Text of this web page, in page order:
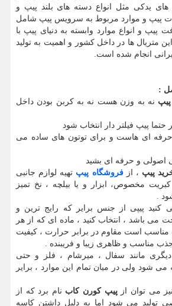
های یدکی مثل انواع دسته های بلند پیپ و
پیپ و موارد مربوط به سرویس پیپ شامل
پیپ و انواع موارد وابسته به دنیای پیپ با
متریال ها در داخل کشور و اهمیت به تولید
انجام شده است.
:
نه به وزن هست نه به کربن بودن داخل
پیپ فیلتر دار انتخاب شود
حرفه ای هاست و برای توتون های ساده می
اصولی و حرفه ای بشید
پیپ ، ازفروشگاه پیپ تهیه لوازم جانبی
مخصوص، ابزار و یا بیلچه ، نخ تمیز
.
کنید پیپی از جنس برایر که رایج ترین و
می باشد ، انتخاب کنید ، ماده ای که از هر
مناسب است مقاوم در برابر حرارت ، کیفیت
مناسب و ظاهری زیبا و فریبنده .
مانند سفال ، میرشام ، فلز و حتی
شود ولی در میان تمام این موارد ، برایر
نیز می توان ازپیپ کورن کاب نام برد که از
می شود اما به دلیل داشتن کاسه